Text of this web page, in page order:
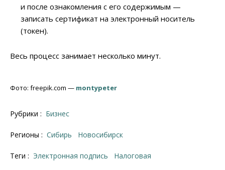
и после ознакомления с его содержимым —
записать сертификат на электронный носитель
(токен).
Весь процесс занимает несколько минут.
Фото: freepik.com — montypeter
Рубрики : Бизнес
Регионы : Сибирь Новосибирск
Теги : электронная подпись налоговая